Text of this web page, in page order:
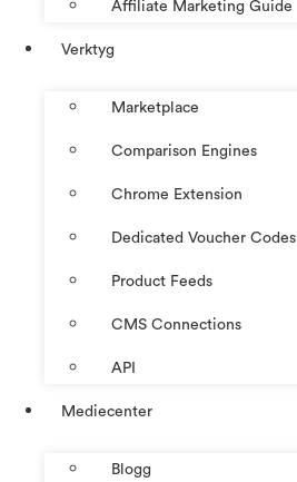
Affiliate Marketing Guide
Verktyg
Marketplace
Comparison Engines
Chrome Extension
Dedicated Voucher Codes
Product Feeds
CMS Connections
API
Mediecenter
Blogg